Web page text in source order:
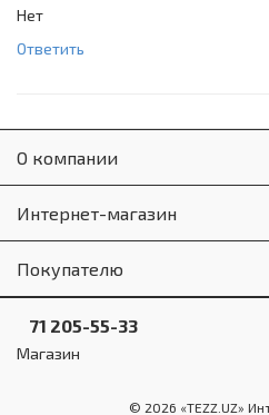
Нет
Ответить
О компании
Интернет-магазин
Покупателю
71 205-55-33
Магазин
© 2026 «TEZZ.UZ»